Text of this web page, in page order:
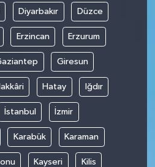
Diyarbakır Düzce
Erzincan Erzurum
Giresun
Hatay Iğdır
İstanbul İzmir
Karabük Karaman
Kayseri Kilis